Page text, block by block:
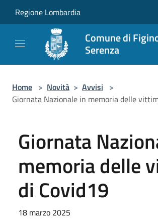
Regione Lombardia
Comune di
Serenza
Home > Novità > Avvisi >
Giornata Nazionale in memoria delle
Giornata
memoria delle
di Covid19
18 marzo 2025